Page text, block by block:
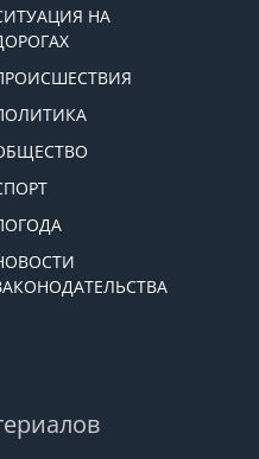
НА